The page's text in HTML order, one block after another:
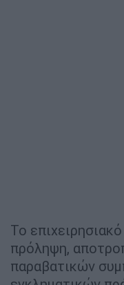
Το
πρόληψη,
παραβατικών